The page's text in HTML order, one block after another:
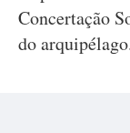
Concertação
do